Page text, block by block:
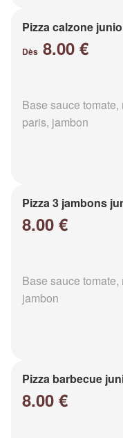
Pizza calzone
Dès 8.00 €
Base sauce
paris, jambon
Pizza 3 jambons
8.00 €
Base sauce
jambon
Pizza barbecue
8.00 €